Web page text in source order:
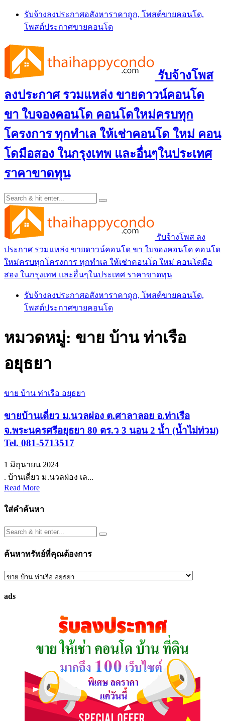
Skip
content
รับจ้างลงประกาศอสังหาราคาถูก, โพสต์ขายคอนโด,
โพสต์ประกาศขายคอนโด
รับจ้างโพส
ลงประกาศ รวมแหล่ง ขายดาวน์คอนโด
ขา ใบจองคอนโด คอนโดใหม่ครบทุก
โครงการ ทุกทำเล ให้เช่าคอนโด ใหม่ คอน
โดมือสอง ในกรุงเทพ และอื่นๆในประเทศ
ราคาขาดทุน
รับจ้างโพส ลง
ประกาศ รวมแหล่ง ขายดาวน์คอนโด ขา ใบจองคอนโด คอนโด
ใหม่ครบทุกโครงการ ทุกทำเล ให้เช่าคอนโด ใหม่ คอนโดมือ
สอง ในกรุงเทพ และอื่นๆในประเทศ ราคาขาดทุน
รับจ้างลงประกาศอสังหาราคาถูก, โพสต์ขายคอนโด,
โพสต์ประกาศขายคอนโด
หมวดหมู่: ขาย บ้าน ท่าเรือ
อยุธยา
ขาย บ้าน ท่าเรือ อยุธยา
ขายบ้านเดี่ยว ม.นวลผ่อง ต.ศาลาลอย อ.ท่าเรือ
จ.พระนครศรีอยุธยา 80 ตร.ว 3 นอน 2 น้ำ (น้ำไม่ท่วม)
Tel. 081-5713517
1 มิถุนายน 2024
. บ้านเดี่ยว ม.นวลผ่อง เล...
Read More
ใส่คำค้นหา
ค้นหาทรัพย์ที่คุณต้องการ
ค้นหา
ที่
ads